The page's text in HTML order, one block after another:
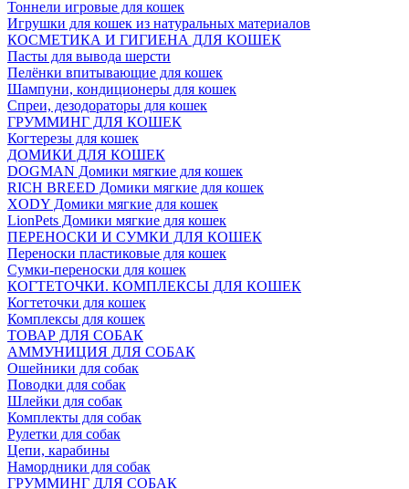
Тоннели игровые для кошек
Игрушки для кошек из натуральных материалов
КОСМЕТИКА И ГИГИЕНА ДЛЯ КОШЕК
Пасты для вывода шерсти
Пелёнки впитывающие для кошек
Шампуни, кондиционеры для кошек
Спреи, дезодораторы для кошек
ГРУММИНГ ДЛЯ КОШЕК
Когтерезы для кошек
ДОМИКИ ДЛЯ КОШЕК
DOGMAN Домики мягкие для кошек
RICH BREED Домики мягкие для кошек
XODY Домики мягкие для кошек
LionPets Домики мягкие для кошек
ПЕРЕНОСКИ И СУМКИ ДЛЯ КОШЕК
Переноски пластиковые для кошек
Сумки-переноски для кошек
КОГТЕТОЧКИ. КОМПЛЕКСЫ ДЛЯ КОШЕК
Когтеточки для кошек
Комплексы для кошек
ТОВАР ДЛЯ СОБАК
АММУНИЦИЯ ДЛЯ СОБАК
Ошейники для собак
Поводки для собак
Шлейки для собак
Комплекты для собак
Рулетки для собак
Цепи, карабины
Намордники для собак
ГРУММИНГ ДЛЯ СОБАК